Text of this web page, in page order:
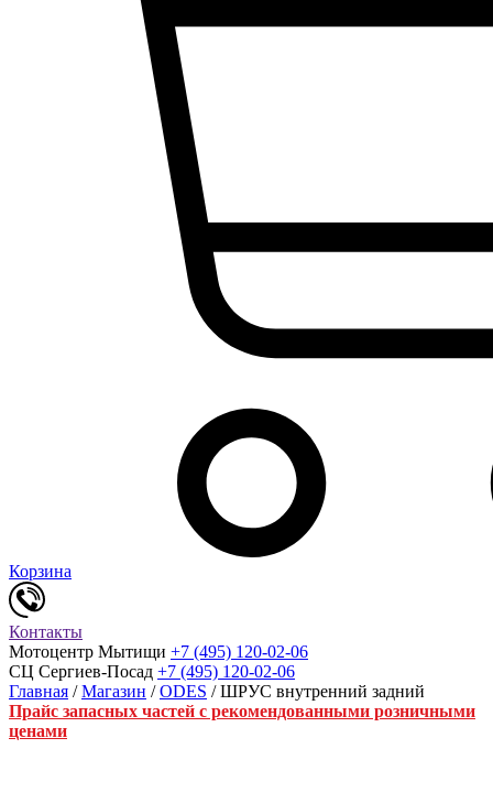
Корзина
Контакты
Мотоцентр Мытищи +7 (495) 120-02-06
СЦ Сергиев-Посад +7 (495) 120-02-06
Главная /Магазин /ODES / ШРУС внутренний задний
Прайс запасных частей с рекомендованными розничными
ценами